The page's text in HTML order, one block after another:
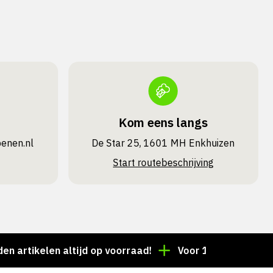
Kom eens langs
De Star 25, 1601 MH Enkhuizen
Start routebeschrijving
altijd op voorraad! Voor 15:00 besteld =